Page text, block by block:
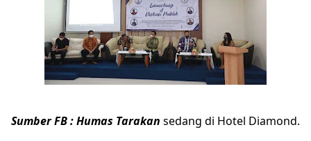
Sumber FB : Humas Tarakan sedang di Hotel Diamond.